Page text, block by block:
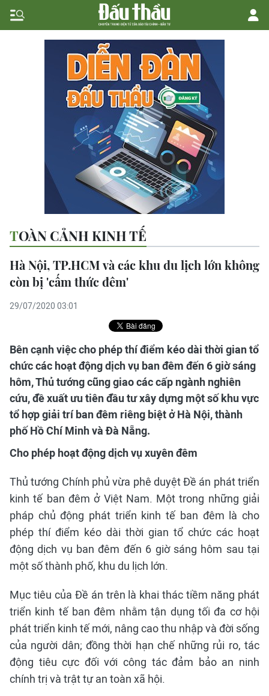
TOÀN CẢNH KINH TẾ
Hà Nội, TP.HCM và các khu du lịch lớn không
còn bị 'cấm thức đêm'
29/07/2020 03:01
Bên cạnh việc cho phép thí điểm kéo dài thời gian tổ
chức các hoạt động dịch vụ ban đêm đến 6 giờ sáng
hôm, Thủ tướng cũng giao các cấp ngành nghiên
cứu, đề xuất ưu tiên đầu tư xây dựng một số khu vực
tổ hợp giải trí ban đêm riêng biệt ở Hà Nội, thành
phố Hồ Chí Minh và Đà Nẵng.
Cho phép hoạt động dịch vụ xuyên đêm
Thủ tướng Chính phủ vừa phê duyệt Đề án phát triển
kinh tế ban đêm ở Việt Nam. Một trong những giải
pháp chủ động phát triển kinh tế ban đêm là cho
phép thí điểm kéo dài thời gian tổ chức các hoạt
động dịch vụ ban đêm đến 6 giờ sáng hôm sau tại
một số thành phố, khu du lịch lớn.
Mục tiêu của Đề án trên là khai thác tiềm năng phát
triển kinh tế ban đêm nhằm tận dụng tối đa cơ hội
phát triển kinh tế mới, nâng cao thu nhập và đời sống
của người dân; đồng thời hạn chế những rủi ro, tác
động tiêu cực đối với công tác đảm bảo an ninh
chính trị và trật tự an toàn xã hội.